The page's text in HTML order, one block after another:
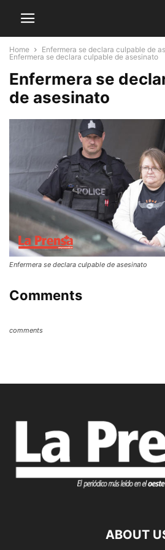
Home
Enfermera se declara culpable de
Enfermera se declara culpable de asesinato
Enfermera se
de asesinato
Enfermera se declara culpable de asesinato
Comments
comments
ABOUT